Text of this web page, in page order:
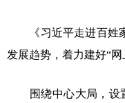
《习近平走进百姓家
发展趋势，着力建好“网
围绕中心大局，设置